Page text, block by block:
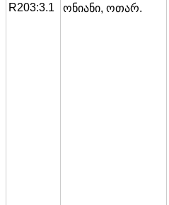
R203:3.1 ონიანი, ოთარ.